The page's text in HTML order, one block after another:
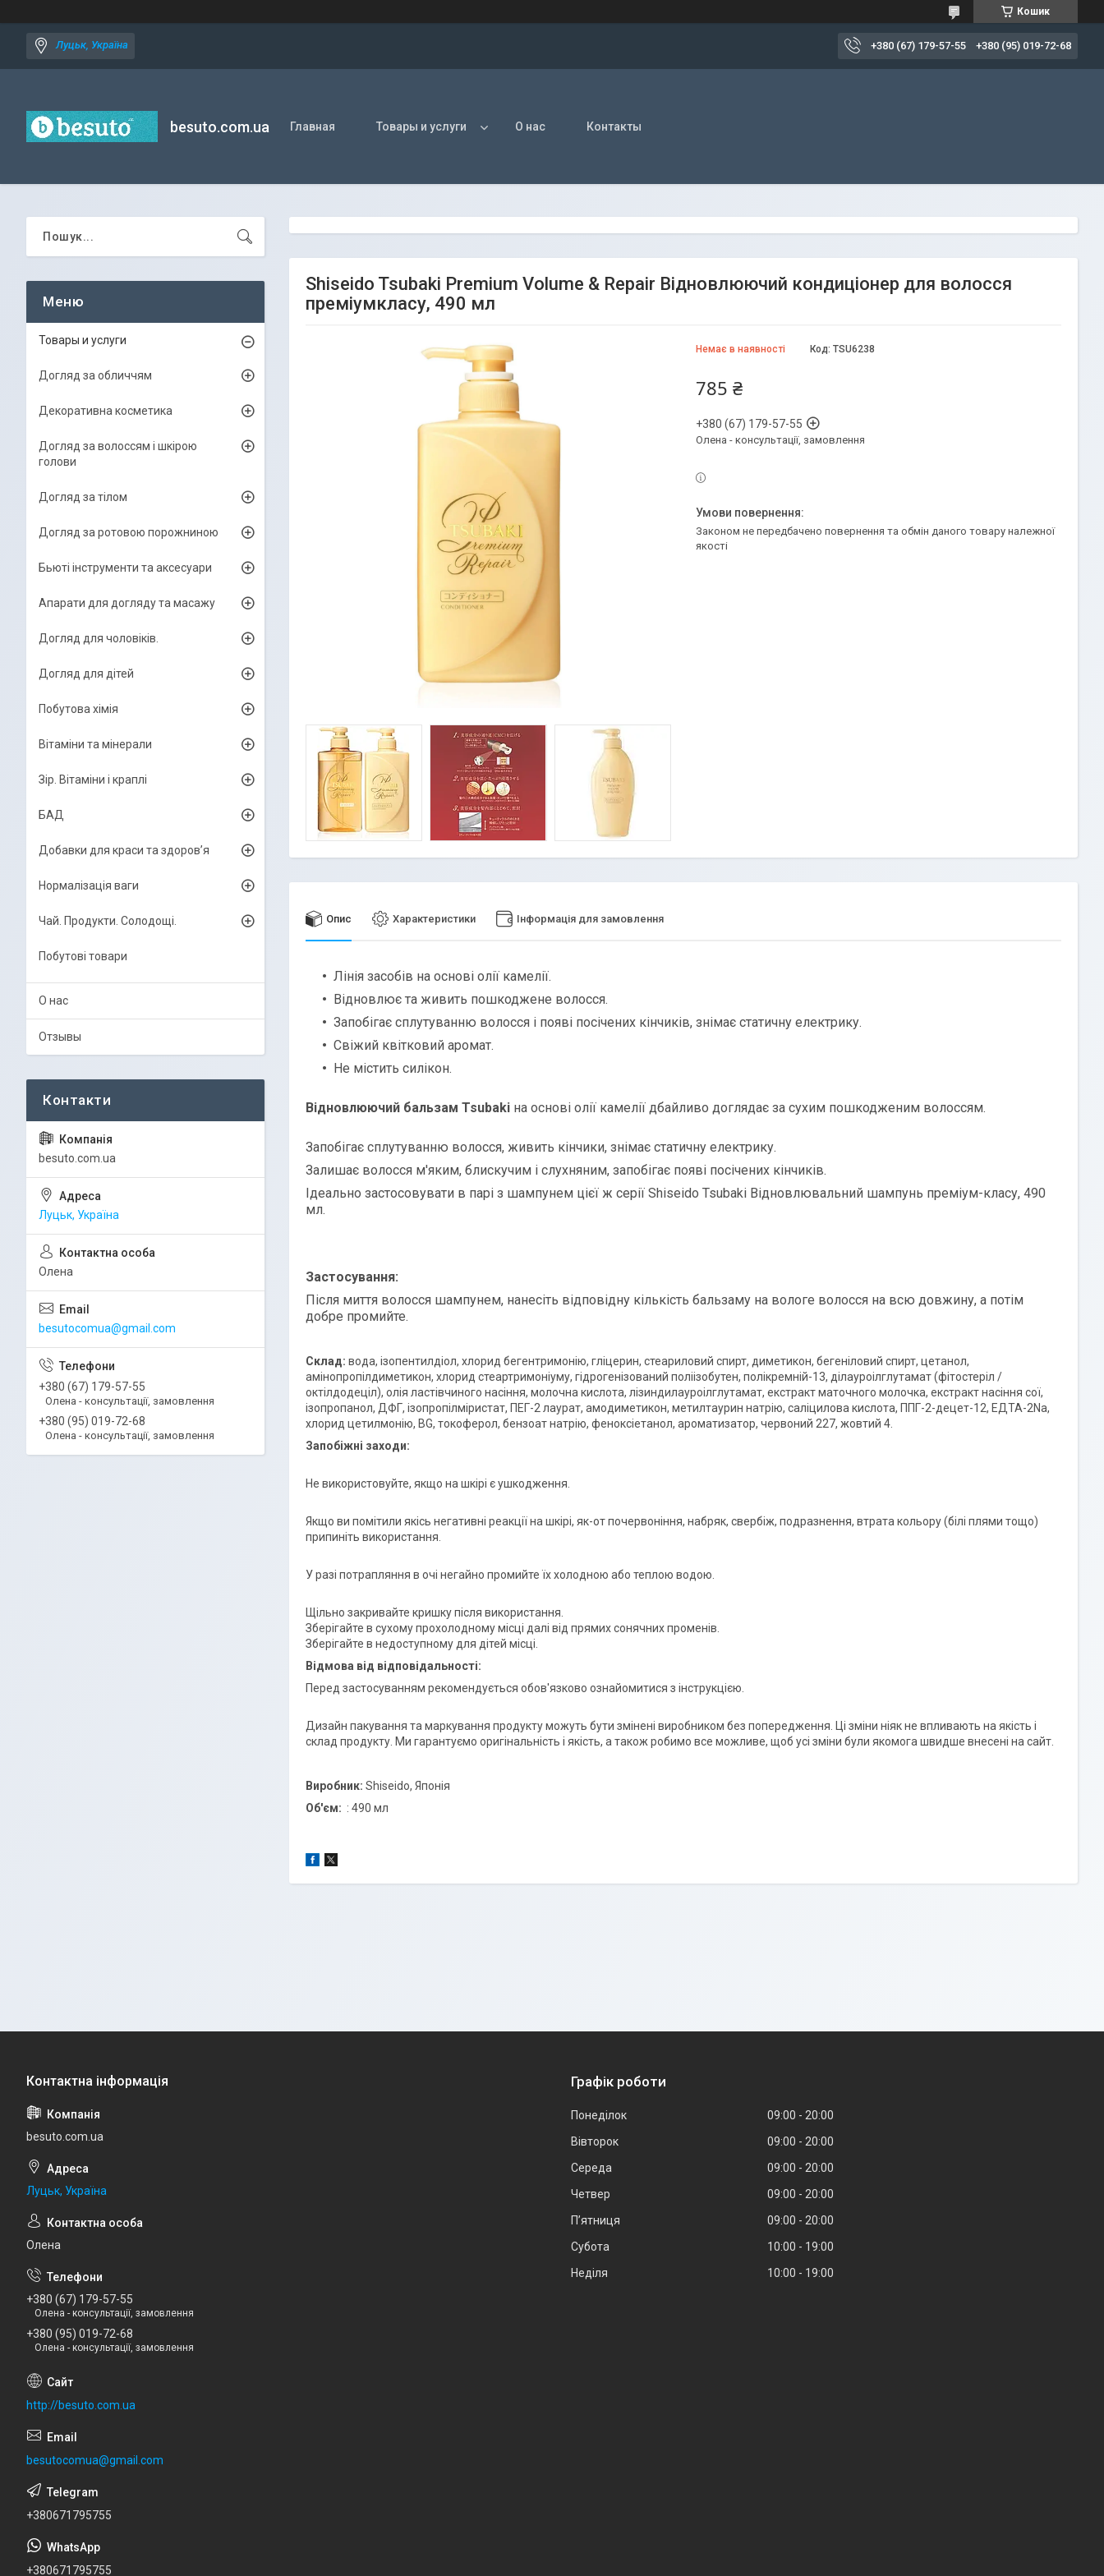
Кошик
Луцьк, Україна +380 (67) 179-57-55 +380 (95) 019-72-68
besuto.com.ua Главная Товары и услуги О нас Контакты
Shiseido Tsubaki Premium Volume & Repair Відновлюючий кондиціонер для волосся
преміумкласу, 490 мл
Немає в наявності Код: TSU6238
785 ₴
+380 (67) 179-57-55
Олена - консультації, замовлення
Законом не передбачено повернення та обмін даного товару належної
якості
Опис Характеристики Інформація для замовлення
Лінія засобів на основі олії камелії.
Відновлює та живить пошкоджене волосся.
Запобігає сплутуванню волосся і появі посічених кінчиків, знімає статичну електрику.
Свіжий квітковий аромат.
Не містить силікон.
Відновлюючий бальзам Tsubaki на основі олії камелії дбайливо доглядає за сухим пошкодженим волоссям.
Запобігає сплутуванню волосся, живить кінчики, знімає статичну електрику.
Залишає волосся м'яким, блискучим і слухняним, запобігає появі посічених кінчиків.
Ідеально застосовувати в парі з шампунем цієї ж серії Shiseido Tsubaki Відновлювальний шампунь преміум-класу, 490
мл.
Застосування:
Після миття волосся шампунем, нанесіть відповідну кількість бальзаму на вологе волосся на всю довжину, а потім
добре промийте.
Склад: вода, ізопентилдіол, хлорид бегентримонію, гліцерин, стеариловий спирт, диметикон, бегеніловий спирт, цетанол,
амінопропілдиметикон, хлорид стеартримоніуму, гідрогенізований поліізобутен, полікремній-13, ділауроілглутамат (фітостеріл /
октілдодеціл), олія ластівчиного насіння, молочна кислота, лізиндилауроілглутамат, екстракт маточного молочка, екстракт насіння сої,
ізопропанол, ДФГ, ізопропілміристат, ПЕГ-2 лаурат, амодиметикон, метилтаурин натрію, саліцилова кислота, ППГ-2-децет-12, ЕДТА-2Na,
хлорид цетилмонію, BG, токоферол, бензоат натрію, феноксіетанол, ароматизатор, червоний 227, жовтий 4.
Запобіжні заходи:
Не використовуйте, якщо на шкірі є ушкодження.
Якщо ви помітили якісь негативні реакції на шкірі, як-от почервоніння, набряк, свербіж, подразнення, втрата кольору (білі плями тощо)
припиніть використання.
У разі потрапляння в очі негайно промийте їх холодною або теплою водою.
Щільно закривайте кришку після використання.
Зберігайте в сухому прохолодному місці далі від прямих сонячних променів.
Зберігайте в недоступному для дітей місці.
Відмова від відповідальності:
Перед застосуванням рекомендується обов'язково ознайомитися з інструкцією.
Дизайн пакування та маркування продукту можуть бути змінені виробником без попередження. Ці зміни ніяк не впливають на якість і
склад продукту. Ми гарантуємо оригінальність і якість, а також робимо все можливе, щоб усі зміни були якомога швидше внесені на сайт.
Виробник: Shiseido, Японія
Об'єм: : 490 мл
Товары и услуги
Догляд за обличчям
Декоративна косметика
Догляд за волоссям і шкірою
голови
Догляд за тілом
Догляд за ротовою порожниною
Бьюті інструменти та аксесуари
Апарати для догляду та масажу
Догляд для чоловіків.
Догляд для дітей
Побутова хімія
Вітаміни та мінерали
Зір. Вітаміни і краплі
БАД
Добавки для краси та здоров’я
Нормалізація ваги
Чай. Продукти. Солодощі.
Побутові товари
О нас
Отзывы
besuto.com.ua
Луцьк, Україна
Олена
besutocomua@gmail.com
+380 (67) 179-57-55
Олена - консультації, замовлення
+380 (95) 019-72-68
Олена - консультації, замовлення
besuto.com.ua
Луцьк, Україна
Олена
+380 (67) 179-57-55
Олена - консультації, замовлення
+380 (95) 019-72-68
Олена - консультації, замовлення
http://besuto.com.ua
besutocomua@gmail.com
+380671795755
+380671795755
Графік роботи
Понеділок 09:00
20:00
Вівторок
09:00
20:00
Середа
09:00
20:00
Четвер
09:00
20:00
Пʼятниця
09:00
20:00
Субота
10:00
19:00
Неділя
10:00 19:00